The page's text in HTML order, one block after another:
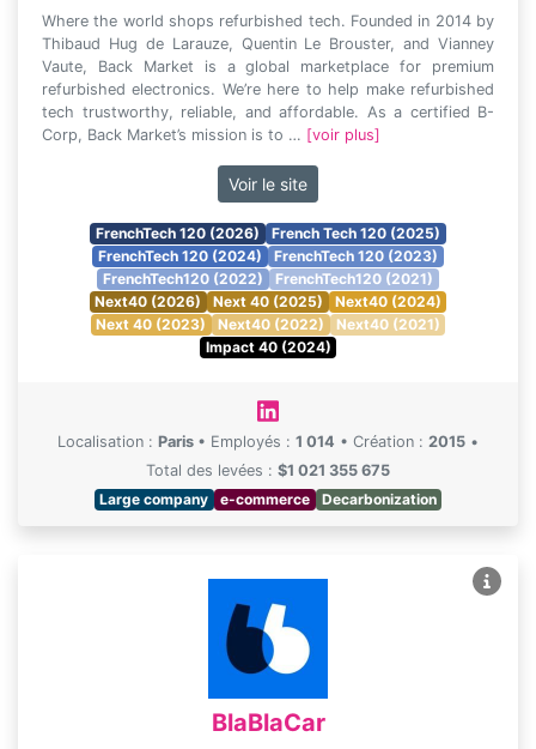
Where the world shops refurbished tech. Founded in 2014 by
Thibaud Hug de Larauze, Quentin Le Brouster, and Vianney
Vaute, Back Market is a global marketplace for premium
refurbished electronics. We’re here to help make refurbished
tech trustworthy, reliable, and affordable. As a certified B-
Corp, Back Market’s mission is to … [voir plus]
Voir le site
FrenchTech 120 (2026)
French Tech 120 (2025)
FrenchTech 120 (2024)
FrenchTech 120 (2023)
FrenchTech120 (2022)
FrenchTech120 (2021)
Next40 (2026)
Next 40 (2025)
Next40 (2024)
Next 40 (2023)
Next40 (2022)
Next40 (2021)
Impact 40 (2024)
Localisation : Paris • Employés : 1 014 • Création : 2015 •
Total des levées : $1 021 355 675
Large company
e-commerce Decarbonization
BlaBlaCar